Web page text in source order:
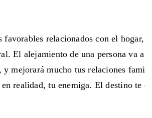
favorables relacionados con el hogar,
El alejamiento de una persona va a
y mejorará mucho tus relaciones
en realidad, tu enemiga. El destino te